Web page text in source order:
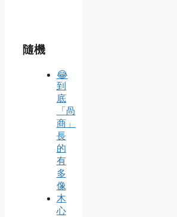
隨機
😂
到
底
「咼
商」
長
的
有
多
像
木
心